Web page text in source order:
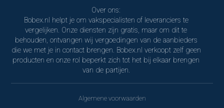
Over ons:
Bobex.nl helpt je om vakspecialisten of leveranciers te
vergelijken. Onze diensten zijn gratis, maar om dit te
behouden, ontvangen wij vergoedingen van de aanbieders
die we met je in contact brengen. Bobex.nl verkoopt zelf geen
producten en onze rol beperkt zich tot het bij elkaar brengen
van de partijen.
Algemene voorwaarden